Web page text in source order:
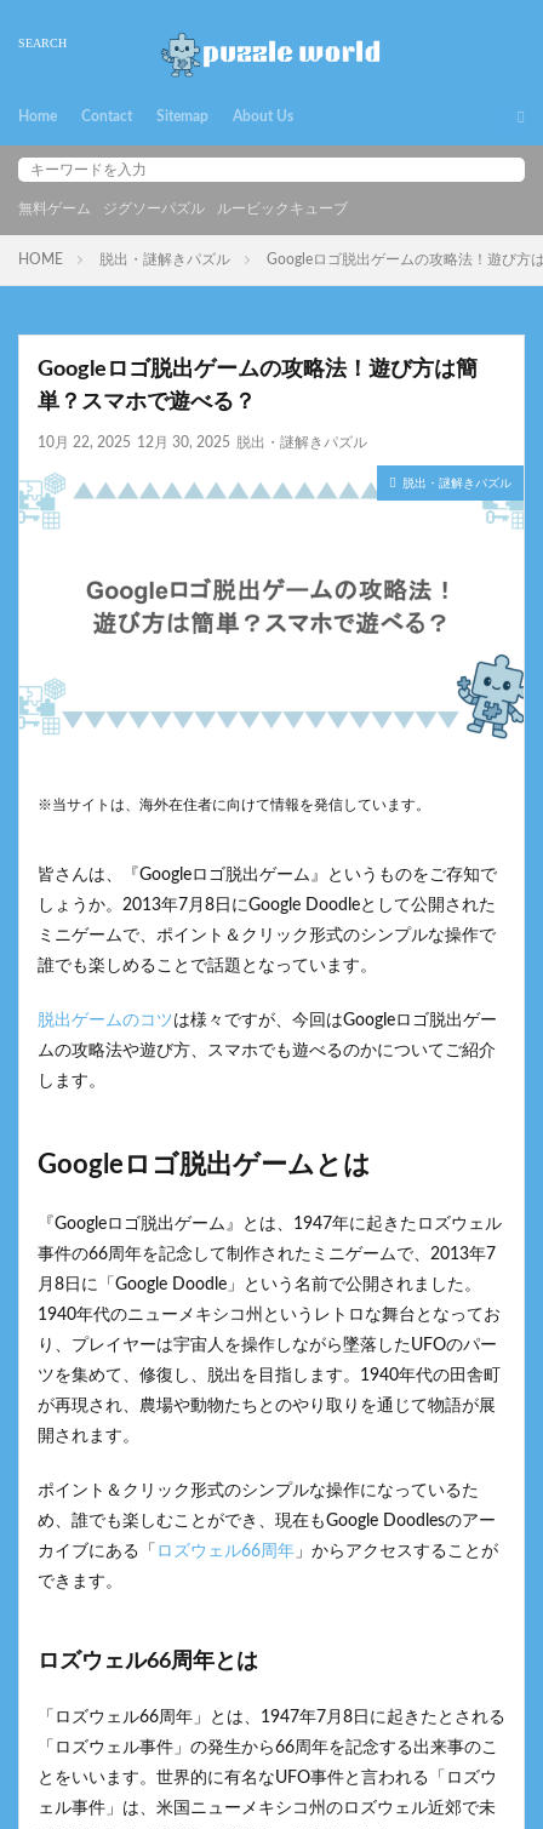
Home Contact Sitemap About Us
無料ゲーム ジグソーパズル ルービックキューブ
HOME 脱出・謎解きパズル Googleロゴ脱出ゲームの攻略法！遊び方
Googleロゴ脱出ゲームの攻略法！遊び方は簡
単？スマホで遊べる？
10月 22, 2025 12月 30, 2025 脱出・謎解きパズル
脱出・謎解きパズル
※当サイトは、海外在住者に向けて情報を発信しています。
皆さんは、『Googleロゴ脱出ゲーム』というものをご存知で
しょうか。2013年7月8日にGoogle Doodleとして公開された
ミニゲームで、ポイント＆クリック形式のシンプルな操作で
誰でも楽しめることで話題となっています。
脱出ゲームのコツは様々ですが、今回はGoogleロゴ脱出ゲー
ムの攻略法や遊び方、スマホでも遊べるのかについてご紹介
します。
Googleロゴ脱出ゲームとは
『Googleロゴ脱出ゲーム』とは、1947年に起きたロズウェル
事件の66周年を記念して制作されたミニゲームで、2013年7
月8日に「Google Doodle」という名前で公開されました。
1940年代のニューメキシコ州というレトロな舞台となってお
り、プレイヤーは宇宙人を操作しながら墜落したUFOのパー
ツを集めて、修復し、脱出を目指します。1940年代の田舎町
が再現され、農場や動物たちとのやり取りを通じて物語が展
開されます。
ポイント＆クリック形式のシンプルな操作になっているた
め、誰でも楽しむことができ、現在もGoogle Doodlesのアー
カイブにある「 ロズウェル66周年 」からアクセスすることが
できます。
ロズウェル66周年とは
「ロズウェル66周年」とは、1947年7月8日に起きたとされる
「ロズウェル事件」の発生から66周年を記念する出来事のこ
とをいいます。世界的に有名なUFO事件と言われる「ロズウ
ェル事件」は、米国ニューメキシコ州のロズウェル近郊で未